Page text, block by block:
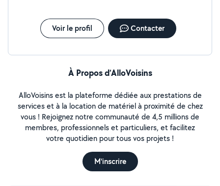
Voir le profil Contacter
À Propos d’AlloVoisins
AlloVoisins est la plateforme dédiée aux prestations de
services et à la location de matériel à proximité de chez
vous ! Rejoignez notre communauté de 4,5 millions de
membres, professionnels et particuliers, et facilitez
votre quotidien pour tous vos projets !
M'inscrire